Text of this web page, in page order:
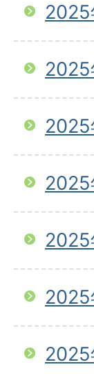
2025
2025
2025
2025
2025
2025
2025